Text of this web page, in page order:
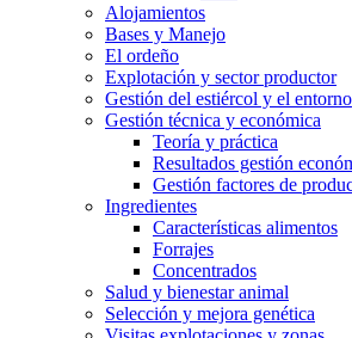
Alojamientos
Bases y Manejo
El ordeño
Explotación y sector productor
Gestión del estiércol y el entorno
Gestión técnica y económica
Teoría y práctica
Resultados gestión
Gestión factores de
Ingredientes
Características alimentos
Forrajes
Concentrados
Salud y bienestar animal
Selección y mejora genética